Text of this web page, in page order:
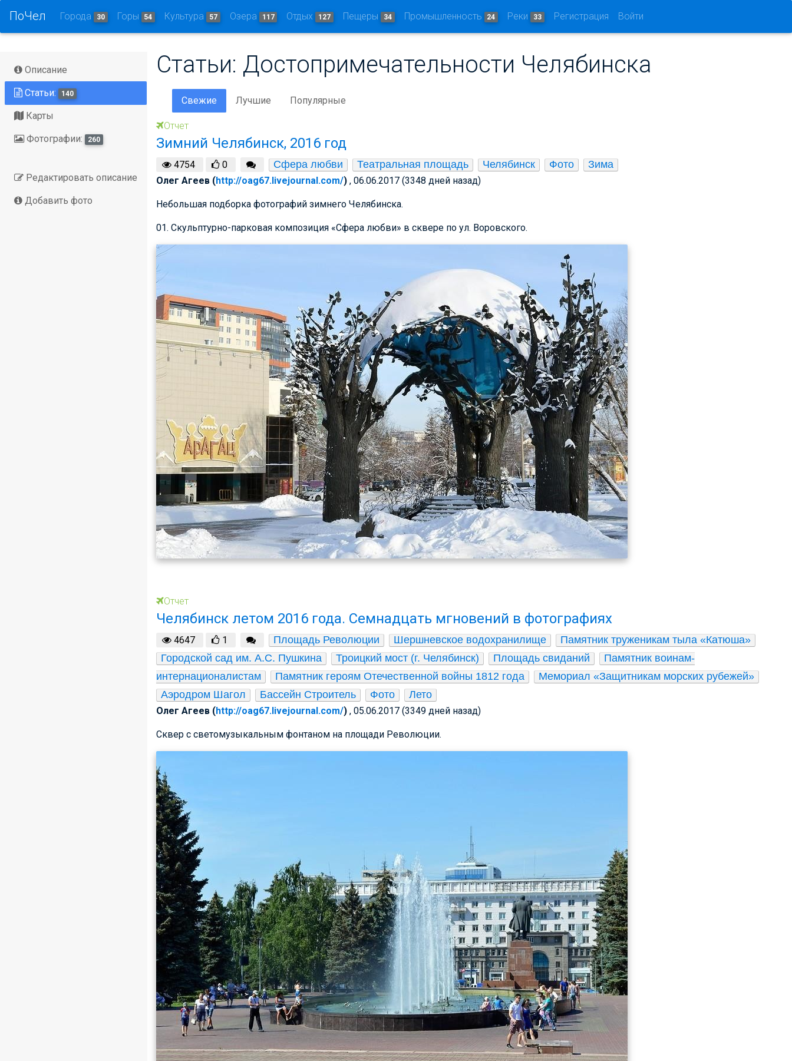
ПоЧел Города 30 Горы 54 Культура 57 Озера 117 Отдых 127 Пещеры 34 Промышленность 24 Реки 33 Регистрация Войти
Описание
Статьи: 140
Карты
Фотографии: 260
Редактировать описание
Добавить фото
Статьи: Достопримечательности Челябинска
Свежие Лучшие Популярные
Отчет
Зимний Челябинск, 2016 год
4754 0 Сфера любви Театральная площадь Челябинск Фото Зима
Олег Агеев (http://oag67.livejournal.com/) , 06.06.2017 (3348 дней назад)
Небольшая подборка фотографий зимнего Челябинска.
01. Скульптурно-парковая композиция «Сфера любви» в сквере по ул. Воровского.
Отчет
Челябинск летом 2016 года. Семнадцать мгновений в фотографиях
4647 1 Площадь Революции Шершневское водохранилище
Памятник труженикам тыла «Катюша»
Городской сад им. А.С. Пушкина
Троицкий мост (г. Челябинск) Площадь свиданий
Памятник воинам-
интернационалистам
Памятник героям Отечественной войны 1812 года
Мемориал «Защитникам морских рубежей»
Аэродром Шагол
Бассейн Строитель Фото Лето
Олег Агеев (http://oag67.livejournal.com/) , 05.06.2017 (3349 дней назад)
Сквер с светомузыкальным фонтаном на площади Революции.